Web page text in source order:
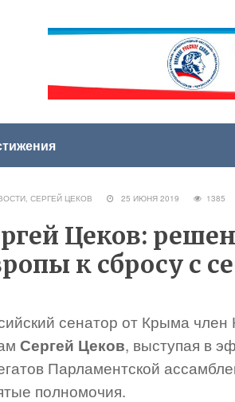
,СЕРГЕЙ ЦЕКОВ 25 ИЮНЯ 2019
Цеков:
к сбросу с
сенатор от Крыма
Сергей Цеков, выступая в
Парламентской
полномочия.